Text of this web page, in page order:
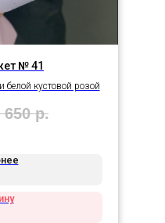
№ 41
белой кустовой розой
650 р.